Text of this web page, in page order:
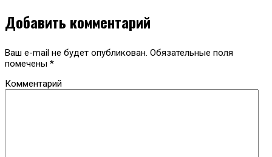
Добавить комментарий
Ваш e-mail не будет опубликован. Обязательные поля
помечены *
Комментарий